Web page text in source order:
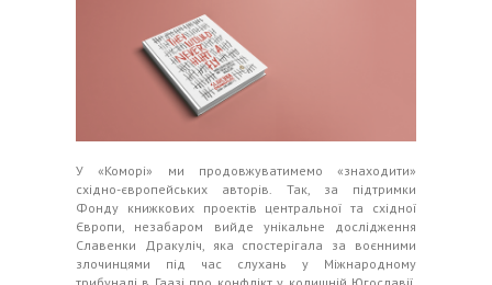
У «Коморі» ми продовжуватимемо «знаходити»
східно-європейських авторів. Так, за підтримки
Фонду книжкових проектів центральної та східної
Європи, незабаром вийде унікальне дослідження
Славенки Дракуліч, яка спостерігала за воєнними
злочинцями під час слухань у Міжнародному